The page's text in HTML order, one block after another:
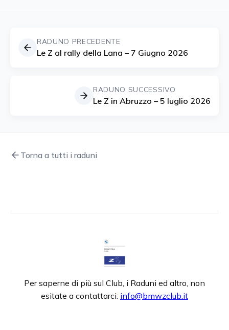
RADUNO PRECEDENTE
Le Z al rally della Lana – 7 Giugno 2026
RADUNO SUCCESSIVO
Le Z in Abruzzo – 5 luglio 2026
Torna a tutti i raduni
Per saperne di più sul Club, i Raduni ed altro, non
esitate a contattarci: info@bmwzclub.it